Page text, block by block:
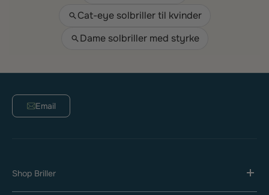
Cat-eye solbriller til kvinder
Dame solbriller med styrke
Email
Shop Briller